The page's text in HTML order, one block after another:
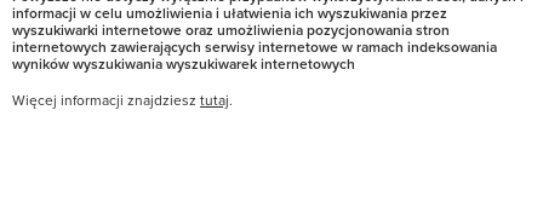
informacji w celu umożliwienia i ułatwienia ich wyszukiwania przez
wyszukiwarki internetowe oraz umożliwienia pozycjonowania stron
internetowych zawierających serwisy internetowe w ramach indeksowania
wyników wyszukiwania wyszukiwarek internetowych
Więcej informacji znajdziesz tutaj.